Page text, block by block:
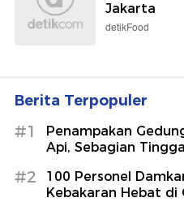
Jakarta
detikFood
Berita Terpopuler
#1
Penampakan
Api, Sebagian
#2
100 Personel
Kebakaran Hebat di